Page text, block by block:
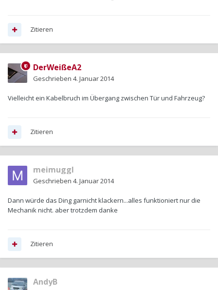
Zitieren
DerWeißeA2
Geschrieben 4. Januar 2014
Vielleicht ein Kabelbruch im Übergang zwischen Tür und Fahrzeug?
Zitieren
meimuggl
Geschrieben 4. Januar 2014
Dann würde das Ding garnicht klackern...alles funktioniert nur die
Mechanik nicht. aber trotzdem danke
Zitieren
AndyB